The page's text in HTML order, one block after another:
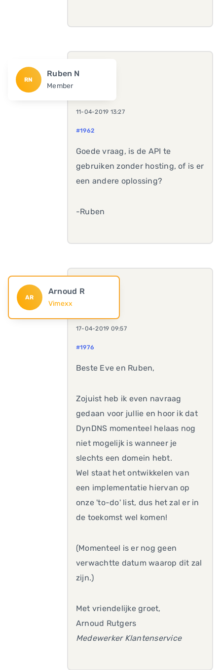
RN
Ruben N
Member
11-04-2019 13:27
#1962
Goede vraag, is de API te
gebruiken zonder hosting, of is er
een andere oplossing?
-Ruben
AR
Arnoud R
Vimexx
17-04-2019 09:57
#1976
Beste Eve en Ruben,
Zojuist heb ik even navraag
gedaan voor jullie en hoor ik dat
DynDNS momenteel helaas nog
niet mogelijk is wanneer je
slechts een domein hebt.
Wel staat het ontwikkelen van
een implementatie hiervan op
onze 'to-do' list, dus het zal er in
de toekomst wel komen!
(Momenteel is er nog geen
verwachtte datum waarop dit zal
zijn.)
Met vriendelijke groet,
Arnoud Rutgers
Medewerker Klantenservice